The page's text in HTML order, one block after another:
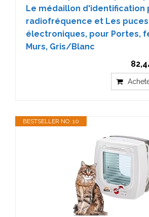
Le médaillon d'identification
radiofréquence et Les puces
électroniques, pour Portes,
Murs, Gris/Blanc
BESTSELLER NO. 10